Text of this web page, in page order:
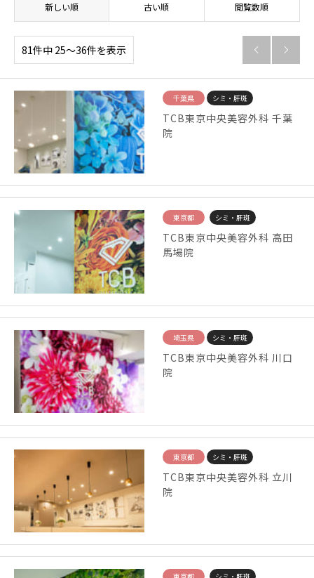
新しい順 古い順 閲覧数順
81件中 25〜36件を表示  
千葉県 シミ・肝斑
TCB東京中央美容外科 千葉
院
東京都 シミ・肝斑
TCB東京中央美容外科 高田
馬場院
埼玉県 シミ・肝斑
TCB東京中央美容外科 川口
院
東京都 シミ・肝斑
TCB東京中央美容外科 立川
院